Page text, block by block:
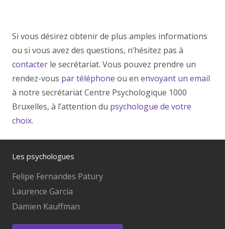
Si vous désirez obtenir de plus amples informations
ou si vous avez des questions, n’hésitez pas à
contacter le secrétariat. Vous pouvez prendre un
rendez-vous par téléphone ou en envoyant un email
à notre secrétariat Centre Psychologique 1000
Bruxelles, à l’attention du psychologue de votre
choix.
Les psychologues
Felipe Fernandes Patury
Laurence Garcia
Damien Kauffman